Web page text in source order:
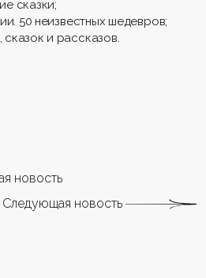
сказки;
50 неизвестных шедевров;
и рассказов.
новость
Следующая новость